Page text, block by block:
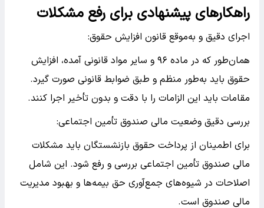
راهکارهای پیشنهادی برای رفع مشکلات
اجرای دقیق و به‌موقع قانون افزایش حقوق:
همان‌طور که در ماده ۹۶ و سایر مواد قانونی آمده، افزایش
حقوق باید به‌طور منظم و طبق ضوابط قانونی صورت گیرد.
مقامات باید این الزامات را با دقت و بدون تأخیر اجرا کنند.
بررسی دقیق وضعیت مالی صندوق تأمین اجتماعی:
برای اطمینان از پرداخت حقوق بازنشستگان باید مشکلات
مالی صندوق تأمین اجتماعی بررسی و رفع شود. این شامل
اصلاحات در شیوه‌های جمع‌آوری حق بیمه‌ها و بهبود مدیریت
مالی صندوق است.